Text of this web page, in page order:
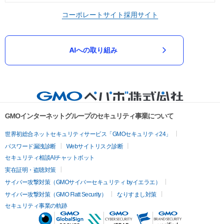
コーポレートサイト採用サイト
AIへの取り組み
GMOインターネットグループのセキュリティ事業について
世界初総合ネットセキュリティサービス「GMOセキュリティ24」
パスワード漏洩診断
Webサイトリスク診断
セキュリティ相談AIチャットボット
実在証明・盗聴対策
サイバー攻撃対策（GMOサイバーセキュリティ byイエラエ）
サイバー攻撃対策（GMO Flatt Security）
なりすまし対策
セキュリティ事業の軌跡